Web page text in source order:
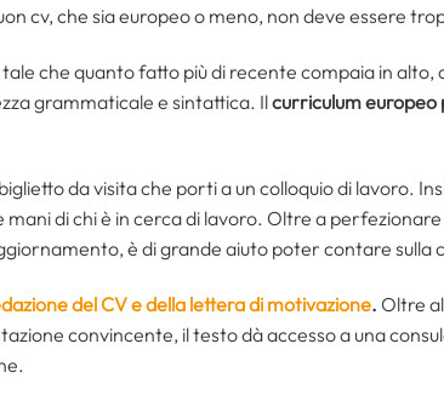
cv, che sia europeo o meno, non deve essere
che quanto fatto più di recente compaia in alto,
grammaticale e sintattica. Ilcurriculum
da visita che porti a un colloquio di lavoro.
di chi è in cerca di lavoro. Oltre a
è di grande aiuto poter contare sulla
del CV e della lettera di motivazione. Oltre
convincente, il testo dà accesso a una